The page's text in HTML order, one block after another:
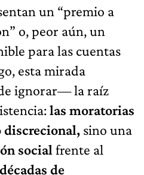
un “premio a
o, peor aún, un
para las cuentas
esta mirada
ignorar— la raíz
las moratorias
discrecional, sino una
social frente al
de